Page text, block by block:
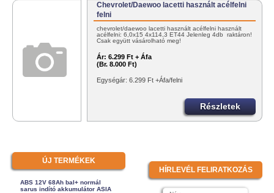
Chevrolet/Daewoo lacetti használt acélfelni
felni
chevrolet/daewoo lacetti használt acélfelni használt
acélfelni: 6,0x15 4x114,3 ET44 Jelenleg 4db raktáron!
Csak együtt vásárolható meg!
Ár: 6.299 Ft + Áfa
(Br. 8.000 Ft)
Egységár: 6.299 Ft +Áfa/felni
Részletek
ÚJ TERMÉKEK
ABS 12V 68Ah bal+ normál
sarus indító akkumulátor ASIA
HÍRLEVÉL FELIRATKOZÁS